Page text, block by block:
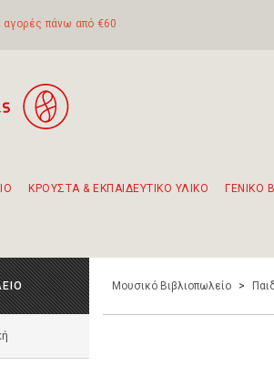
πάνω από €60
ΚΡΟΥΣΤΑ & ΕΚΠΑΙΔΕΥΤΙΚΟ ΥΛΙΚΟ ΓΕΝΙΚΟ
Μουσικό Βιβλιοπωλείο >